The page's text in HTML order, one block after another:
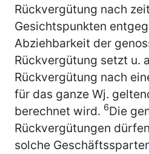
Rückvergütung nach
Gesichtspunkten
Abziehbarkeit der
Rückvergütung setzt u.
Rückvergütung nach
für das ganze Wj.
berechnet wird. 6Die
Rückvergütungen
solche